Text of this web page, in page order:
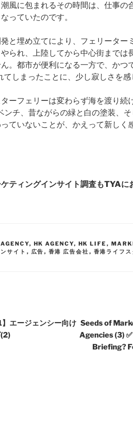
風に包まれるその時間は、仕事の
っていたのです。
と埋め立てにより、フェリーター
られ、上陸してから中心街までは
。都市が便利になる一方で、かつ
てしまったことに、少し寂しさを感
ーフェリーは変わらず海を渡り続
ンチ、昔ながらの緑と白の塗装、
ていないことが、かえって新しく
ティングインサイト調査もTYAに
, HK AGENCY, HK LIFE ,
サイト , 広告 , 香港 広告会社 , 香港ライフ
】エージェンシー向け Seeds of
Agencies (3)
Briefing?